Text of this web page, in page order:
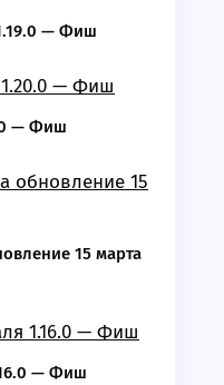
— Фиш
— Фиш
15 марта
— Фиш